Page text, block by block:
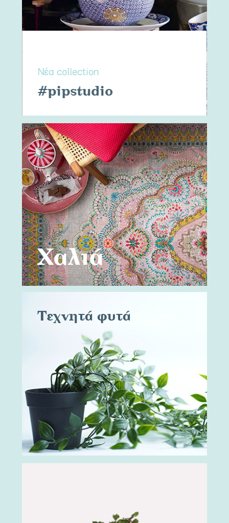
Νέα collection
#pipstudio
Χαλιά
Τεχνητά φυτά